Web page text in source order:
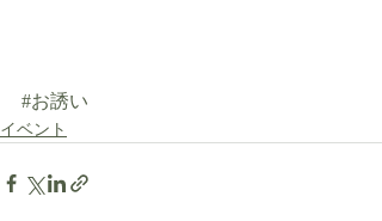
#お誘い
イベント